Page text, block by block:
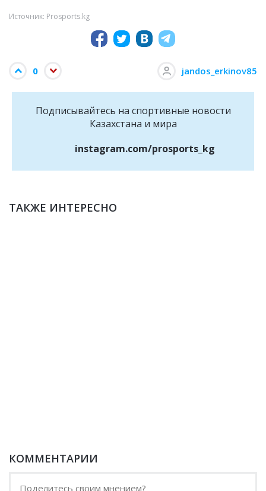
Источник: Prosports.kg
0 jandos_erkinov85
Подписывайтесь на cпортивные новости
Казахстана и мира
instagram.com/prosports_kg
ТАКЖЕ ИНТЕРЕСНО
КОММЕНТАРИИ